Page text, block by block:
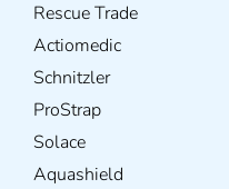
Rescue Trade
Actiomedic
Schnitzler
ProStrap
Solace
Aquashield